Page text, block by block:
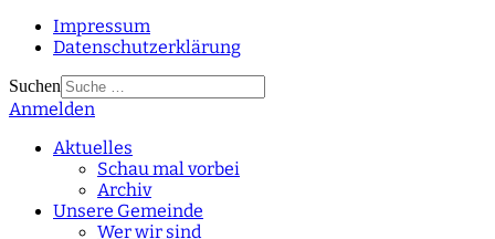
Impressum
Datenschutzerklärung
Suchen
Type 2 or more
Anmelden
Aktuelles
Schau mal vorbei
Archiv
Unsere Gemeinde
Wer wir sind